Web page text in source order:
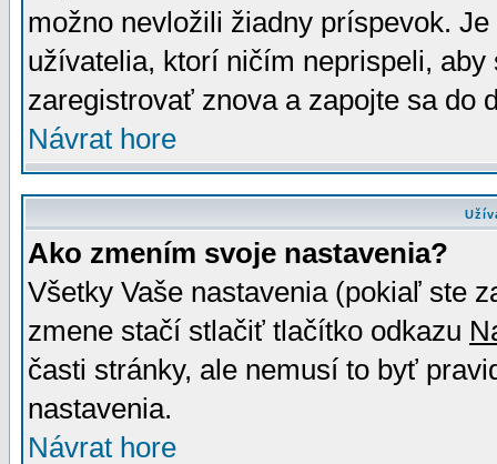
možno nevložili žiadny príspevok.
užívatelia, ktorí ničím neprispeli,
zaregistrovať znova a zapojte sa do
Návrat hore
Ako zmením svoje nastavenia?
Všetky Vaše nastavenia (pokiaľ ste
zmene stačí stlačiť tlačítko odkazu
časti stránky, ale nemusí to byť
nastavenia.
Návrat hore